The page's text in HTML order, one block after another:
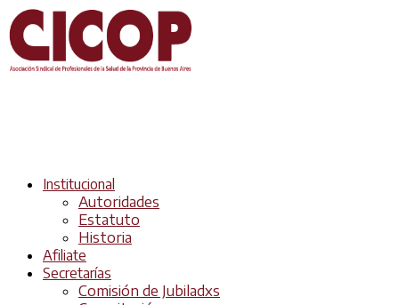
Institucional
Autoridades
Estatuto
Historia
Afiliate
Secretarías
Comisión de Jubiladxs